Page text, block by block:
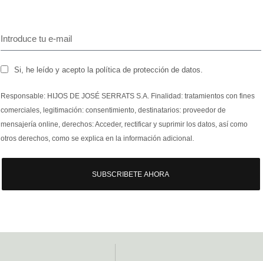
Si, he leído y acepto la política de protección de datos.
Responsable: HIJOS DE JOSÉ SERRATS S.A. Finalidad: tratamientos con fines
comerciales, legitimación: consentimiento, destinatarios: proveedor de
mensajería online, derechos: Acceder, rectificar y suprimir los datos, así como
otros derechos, como se explica en la información adicional.
SUBSCRIBETE AHORA